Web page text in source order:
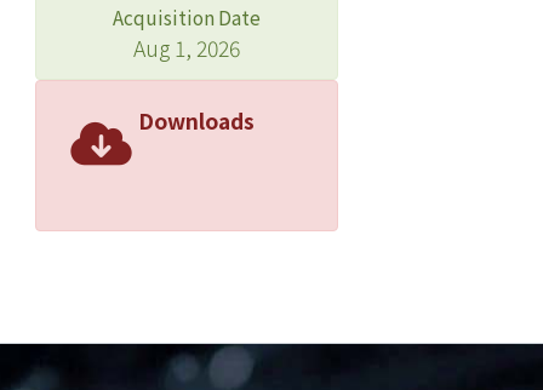
Acquisition Date
Aug 1, 2026
Downloads